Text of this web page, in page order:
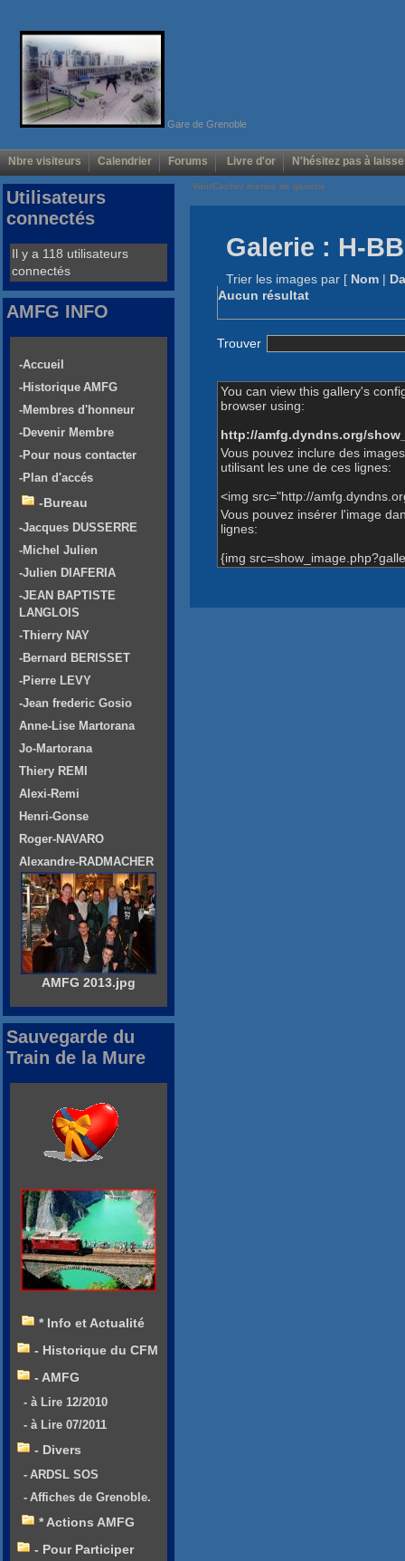
Gare de Grenoble
Nbre visiteurs Calendrier Forums Livre d'or N'hésitez pas à
Voir/Cacher menus de gauche
Galerie : H-
Trier les images par [ Nom |
Aucun résultat
Trouver
You can view this gallery's
browser using:
http://amfg.dyndns.org/
Vous pouvez inclure des
utilisant les une de ces lignes:
<img src="http://
Vous pouvez insérer l'image
lignes:
{img
Utilisateurs
connectés
Il y a 118 utilisateurs
connectés
AMFG INFO
-Accueil
-Historique AMFG
-Membres d'honneur
-Devenir Membre
-Pour nous contacter
-Plan d'accés
-Bureau
-Jacques DUSSERRE
-Michel Julien
-Julien DIAFERIA
-JEAN BAPTISTE
LANGLOIS
-Thierry NAY
-Bernard BERISSET
-Pierre LEVY
-Jean frederic Gosio
Anne-Lise Martorana
Jo-Martorana
Thiery REMI
Alexi-Remi
Henri-Gonse
Roger-NAVARO
Alexandre-RADMACHER
AMFG 2013.jpg
Sauvegarde du
Train de la Mure
* Info et Actualité
- Historique du CFM
- AMFG
- à Lire 12/2010
- à Lire 07/2011
- Divers
- ARDSL SOS
- Affiches de Grenoble.
* Actions AMFG
- Pour Participer